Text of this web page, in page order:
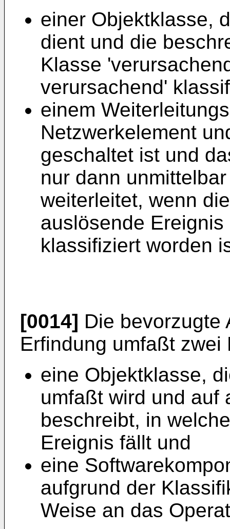
einer Objektklasse,
dient und die
Klasse
verursachend'
einem
Netzwerkelement
geschaltet ist und
nur dann
weiterleitet, wenn
auslösende
klassifiziert worden
[0014] Die bevorzugte
Erfindung umfaßt zwei
eine Objektklasse,
umfaßt wird und auf
beschreibt, in
Ereignis fällt und
eine
aufgrund der
Weise an das